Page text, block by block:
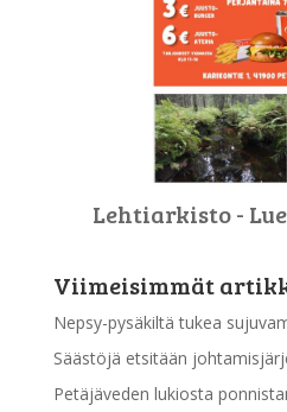
Lehtiarkisto -
Viimeisimmät
Nepsy-pysäkiltä tukea
Säästöjä etsitään
Petäjäveden lukiosta